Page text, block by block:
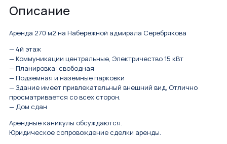
Описание
Аренда 270 м2 на Набережной адмирала Серебрякова
— 4й этаж
— Коммуникации центральные, Электричество 15 кВт
— Планировка: свободная
— Подземная и наземные парковки
— Здание имеет привлекательный внешний вид, Отлично
просматривается со всех сторон.
— Дом сдан
Арендные каникулы обсуждаются.
Юридическое сопровождение сделки аренды.